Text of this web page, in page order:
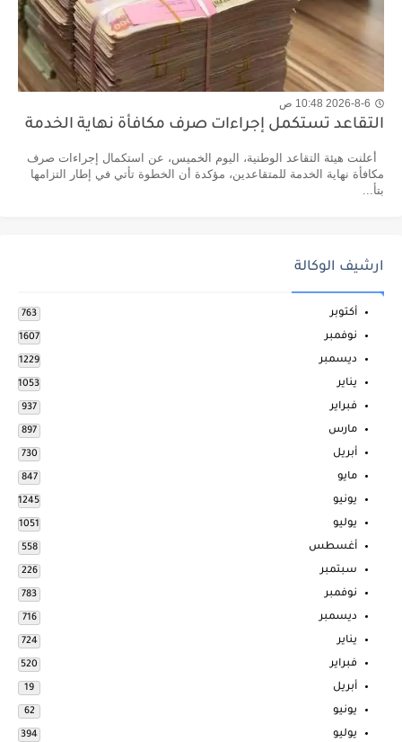
2026-8-6 10:48 ص
التقاعد تستكمل إجراءات صرف مكافأة نهاية الخدمة
أعلنت هيئة التقاعد الوطنية، اليوم الخميس، عن استكمال إجراءات صرف
مكافأة نهاية الخدمة للمتقاعدين، مؤكدة أن الخطوة تأتي في إطار التزامها
بتأ...
ارشيف الوكالة
أكتوبر 763
نوفمبر 1607
ديسمبر 1229
يناير 1053
فبراير 937
مارس 897
أبريل 730
مايو 847
يونيو 1245
يوليو 1051
أغسطس 558
سبتمبر 226
نوفمبر 783
ديسمبر 716
يناير 724
فبراير 520
أبريل 19
يونيو 62
يوليو 394